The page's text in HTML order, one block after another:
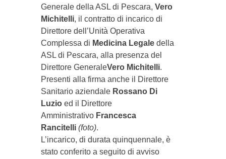
Generale della ASL di Pescara, Vero
Michitelli, il contratto di incarico di
Direttore dell’Unità Operativa
Complessa di Medicina Legaledella
ASL di Pescara, alla presenza del
Direttore GeneraleVero Michitelli.
Presenti alla firma anche il Direttore
Sanitario aziendale Rossano Di
Luzioed il Direttore
Amministrativo Francesca
Rancitelli (foto).
L’incarico, di durata quinquennale, è
stato conferito a seguito di avviso